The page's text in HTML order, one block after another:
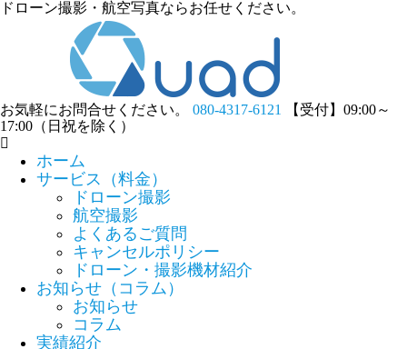
ドローン撮影・航空写真ならお任せください。
お気軽にお問合せください。 080-4317-6121
【受付】09:00～
17:00（日祝を除く）
ホーム
サービス（料金）
ドローン撮影
航空撮影
よくあるご質問
キャンセルポリシー
ドローン・撮影機材紹介
お知らせ（コラム）
お知らせ
コラム
実績紹介